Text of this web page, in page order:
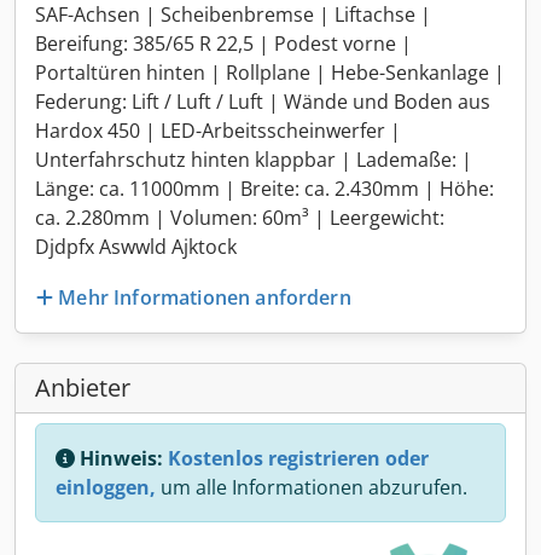
SAF-Achsen | Scheibenbremse | Liftachse |
Bereifung: 385/65 R 22,5 | Podest vorne |
Portaltüren hinten | Rollplane | Hebe-Senkanlage |
Federung: Lift / Luft / Luft | Wände und Boden aus
Hardox 450 | LED-Arbeitsscheinwerfer |
Unterfahrschutz hinten klappbar | Lademaße: |
Länge: ca. 11000mm | Breite: ca. 2.430mm | Höhe:
ca. 2.280mm | Volumen: 60m³ | Leergewicht:
Djdpfx Aswwld Ajktock
Mehr Informationen anfordern
Anbieter
Hinweis: Kostenlos registrieren oder
einloggen, um alle Informationen abzurufen.